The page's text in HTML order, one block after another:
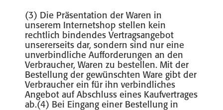
(3) Die Präsentation der Waren in
unserem Internetshop stellen kein
rechtlich bindendes Vertragsangebot
unsererseits dar, sondern sind nur eine
unverbindliche Aufforderungen an den
Verbraucher, Waren zu bestellen. Mit der
Bestellung der gewünschten Ware gibt der
Verbraucher ein für ihn verbindliches
Angebot auf Abschluss eines Kaufvertrages
ab.(4) Bei Eingang einer Bestellung in